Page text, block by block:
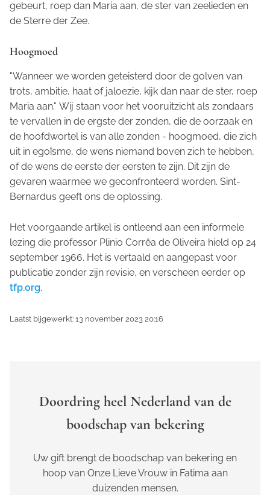
gebeurt, roep dan Maria aan, de ster van zeelieden en
de Sterre der Zee.
Hoogmoed
"Wanneer we worden geteisterd door de golven van
trots, ambitie, haat of jaloezie, kijk dan naar de ster, roep
Maria aan." Wij staan voor het vooruitzicht als zondaars
te vervallen in de ergste der zonden, die de oorzaak en
de hoofdwortel is van alle zonden - hoogmoed, die zich
uit in egoïsme, de wens niemand boven zich te hebben,
of de wens de eerste der eersten te zijn. Dit zijn de
gevaren waarmee we geconfronteerd worden. Sint-
Bernardus geeft ons de oplossing.
Het voorgaande artikel is ontleend aan een informele
lezing die professor Plinio Corrêa de Oliveira hield op 24
september 1966. Het is vertaald en aangepast voor
publicatie zonder zijn revisie, en verscheen eerder op
tfp.org.
Laatst bijgewerkt: 13 november 2023 20:16
Doordring heel Nederland van de
boodschap van bekering
Uw gift brengt de boodschap van bekering en
hoop van Onze Lieve Vrouw in Fatima aan
duizenden mensen.